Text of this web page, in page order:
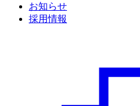
お知らせ
採用情報